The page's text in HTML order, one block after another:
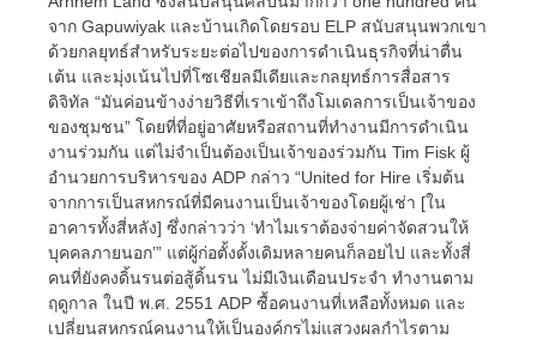
จาก Gapuwiyak และบ้านเกิดโดยรอบ ELP สนับสนุนพวกเขา
ด้วยกลยุทธ์สำหรับระยะต่อไปของการดำเนินธุรกิจที่น่าตื่น
เต้น และมุ่งเน้นไปที่โซเชียลมีเดียและกลยุทธ์การสื่อสาร
ดิจิทัล “มันค่อนข้างง่ายวิธีที่เราเข้าถึงโมเดลการเป็นเจ้าของ
ของชุมชน” โดยที่ที่อยู่อาศัยหรือสถานที่ทำงานมีการดำเนิน
งานร่วมกัน แต่ไม่จำเป็นต้องเป็นเจ้าของร่วมกัน Tim Fisk ผู้
อำนวยการบริหารของ ADP กล่าว “United for Hire เริ่มต้น
จากการเป็นสหกรณ์ที่มีคนงานเป็นเจ้าของโดยผู้เช่า [ใน
อาคารทั้งสี่หลัง] ซึ่งกล่าวว่า ‘ทำไมเราต้องจ่ายค่าจัดสวนให้
บุคคลภายนอก’” แต่ผู้ก่อตั้งดั้งเดิมหลายคนก็ลอยไป และทั้งสี่
คนที่ยังคงดิ้นรนต่อสู้ดิ้นรน ไม่มีเงินเดือนประจำ ทำงานตาม
ฤดูกาล ในปี พ.ศ. 2551 ADP ซื้อคนงานที่เหลือทั้งหมด และ
เปลี่ยนสหกรณ์คนงานให้เป็นองค์กรไม่แสวงผลกำไรตาม